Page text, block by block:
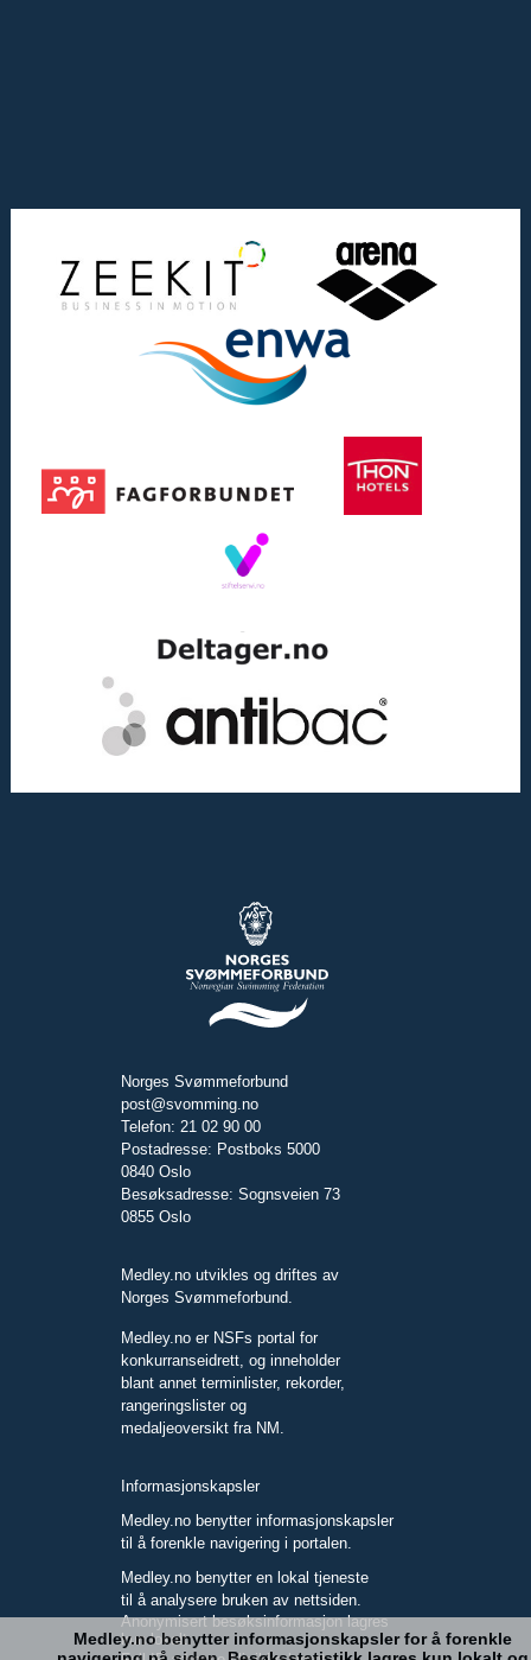
Norges Svømmeforbund
post@svomming.no
Telefon: 21 02 90 00
Postadresse: Postboks 5000
0840 Oslo
Besøksadresse: Sognsveien 73
0855 Oslo
Medley.no utvikles og driftes av
Norges Svømmeforbund.
Medley.no er NSFs portal for
konkurranseidrett, og inneholder
blant annet terminlister, rekorder,
rangeringslister og
medaljeoversikt fra NM.
Informasjonskapsler
Medley.no benytter informasjonskapsler
til å forenkle navigering i portalen.
Medley.no benytter en lokal tjeneste
til å analysere bruken av nettsiden.
Anonymisert besøksinformasjon lagres
kun lokalt.
Medley.no benytter informasjonskapsler for å forenkle